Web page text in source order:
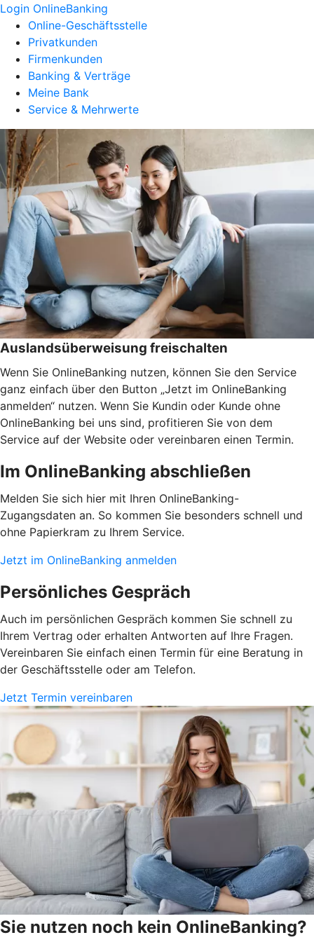
Login OnlineBanking
Online-Geschäftsstelle
Privatkunden
Firmenkunden
Banking & Verträge
Meine Bank
Service & Mehrwerte
Auslandsüberweisung freischalten
Wenn Sie OnlineBanking nutzen, können Sie den Service
ganz einfach über den Button „Jetzt im OnlineBanking
anmelden“ nutzen. Wenn Sie Kundin oder Kunde ohne
OnlineBanking bei uns sind, profitieren Sie von dem
Service auf der Website oder vereinbaren einen Termin.
Im OnlineBanking abschließen
Melden Sie sich hier mit Ihren OnlineBanking-
Zugangsdaten an. So kommen Sie besonders schnell und
ohne Papierkram zu Ihrem Service.
Jetzt im OnlineBanking anmelden
Persönliches Gespräch
Auch im persönlichen Gespräch kommen Sie schnell zu
Ihrem Vertrag oder erhalten Antworten auf Ihre Fragen.
Vereinbaren Sie einfach einen Termin für eine Beratung in
der Geschäftsstelle oder am Telefon.
Jetzt Termin vereinbaren
Sie nutzen noch kein OnlineBanking?